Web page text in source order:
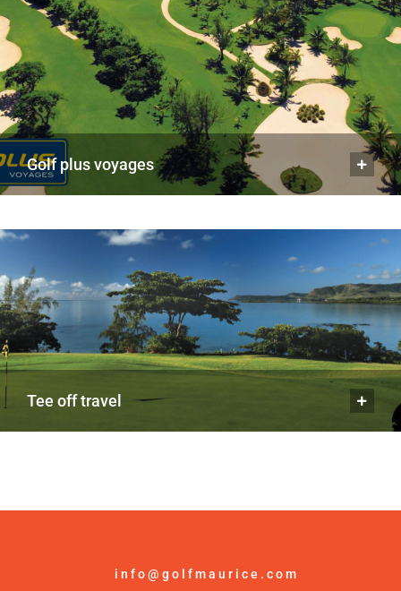
golf plus voyages
tee off travel
info@golfmaurice.com